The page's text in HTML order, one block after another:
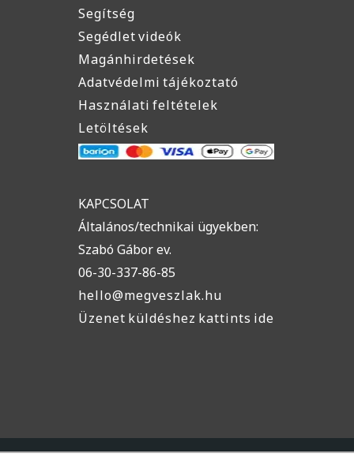
Segítség
Segédlet videók
Magánhirdetések
Adatvédelmi tájékoztató
Használati feltételek
Letöltések
KAPCSOLAT
Általános/technikai ügyekben:
Szabó Gábor ev.
06-30-337-86-85
hello@megveszlak.hu
Üzenet küldéshez kattints ide